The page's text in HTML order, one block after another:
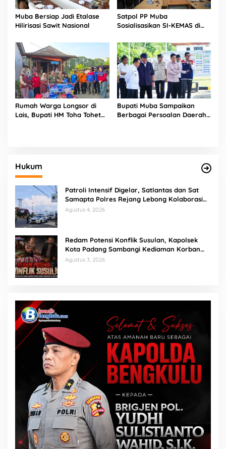
Muba Bersiap Jadi Etalase
Hilirisasi Sawit Nasional
Satpol PP Muba
Sosialisasikan SI-KEMAS di
Rumah Warga Longsor di
Lais, Bupati HM Toha Tohet
Bupati Muba Sampaikan
Berbagai Persoalan Daerah
Hukum
Patroli Intensif Digelar, Satlantas dan Sat
Samapta Polres Rejang Lebong Kolaborasi
Berantas Balap Liar
Agustus 4, 2026
Redam Potensi Konflik Susulan, Kapolsek
Kota Padang Sambangi Kediaman Korban
Penganiayaan di Lubuk Mumpo
Agustus 3, 2026